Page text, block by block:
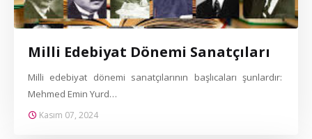
Milli Edebiyat Dönemi Sanatçıları
Milli edebiyat dönemi sanatçılarının başlıcaları şunlardır:
Mehmed Emin Yurd…
Kasım 07, 2024